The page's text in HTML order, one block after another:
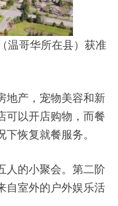
温哥华所在县）获准
地产，宠物美容和新
可以开店购物，而餐
恢复就餐服务。
人的小聚会。第二阶
自室外的户外娱乐活